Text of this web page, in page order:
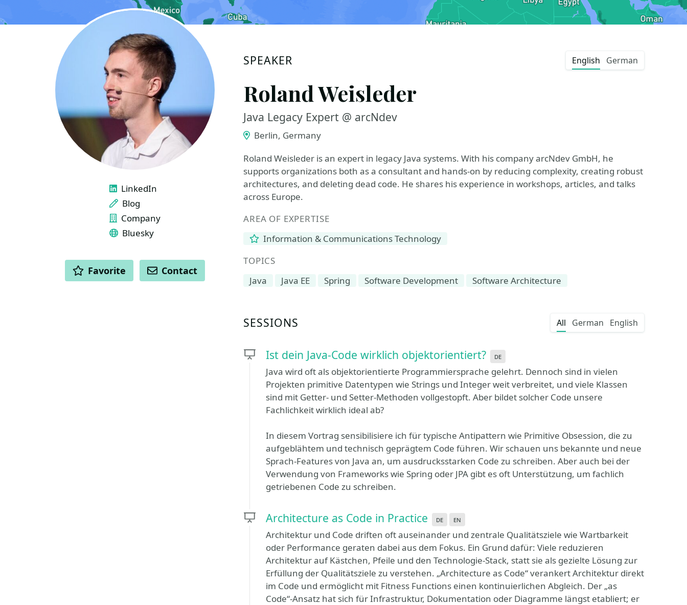
SPEAKER English German
Roland Weisleder
Java Legacy Expert @ arcNdev
Berlin, Germany
Roland Weisleder is an expert in legacy Java systems. With his company arcNdev GmbH, he
supports organizations both as a consultant and hands-on by reducing complexity, creating robust
architectures, and deleting dead code. He shares his experience in workshops, articles, and talks
across Europe.
AREA OF EXPERTISE
Information & Communications Technology
TOPICS
Java
Java EE Spring Software Development Software Architecture
SESSIONS All German English
Ist dein Java-Code wirklich objektorientiert? de
Java wird oft als objektorientierte Programmiersprache gelehrt. Dennoch sind in vielen
Projekten primitive Datentypen wie Strings und Integer weit verbreitet, und viele Klassen
sind mit Getter- und Setter-Methoden vollgestopft. Aber bildet solcher Code unsere
Fachlichkeit wirklich ideal ab?
In diesem Vortrag sensibilisiere ich für typische Antipattern wie Primitive Obsession, die zu
aufgeblähtem und technisch geprägtem Code führen. Wir schauen uns bekannte und neue
Sprach-Features von Java an, um ausdrucksstarken Code zu schreiben. Aber auch bei der
Verwendung von Frameworks wie Spring oder JPA gibt es oft Unterstützung, um fachlich
getriebenen Code zu schreiben.
Architecture as Code in Practice de en
Architektur und Code driften oft auseinander und zentrale Qualitätsziele wie Wartbarkeit
oder Performance geraten dabei aus dem Fokus. Ein Grund dafür: Viele reduzieren
Architektur auf Kästchen, Pfeile und den Technologie-Stack, statt sie als gezielte Lösung zur
Erfüllung der Qualitätsziele zu verstehen. „Architecture as Code“ verankert Architektur direkt
im Code und ermöglicht mit Fitness Functions einen kontinuierlichen Abgleich. Der „as
Code“-Ansatz hat sich für Infrastruktur, Dokumentation oder Diagramme längst etabliert; er
LINKS
LinkedIn
Blog
Company
Bluesky
ACTIONS
Favorite Contact